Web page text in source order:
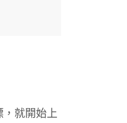
就開始上